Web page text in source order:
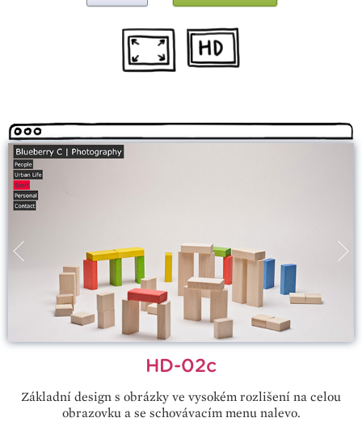
HD-02c
Základní design s obrázky ve vysokém rozlišení na celou
obrazovku a se schovávacím menu nalevo.